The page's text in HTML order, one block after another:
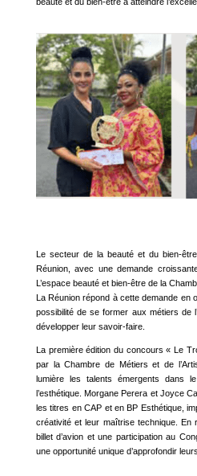
Le secteur de la beauté et du bien-
Réunion, avec une demande
L’espace beauté et bien-être de la
La Réunion répond à cette demande en
possibilité de se former aux métiers de
développer leur savoir-faire.
La première édition du concours « Le
par la Chambre de Métiers et de
lumière les talents émergents dans
l’esthétique. Morgane Perera et Joyce
les titres en CAP et en BP Esthétique,
créativité et leur maîtrise technique. En
billet d’avion et une participation au
une opportunité unique d’approfondir